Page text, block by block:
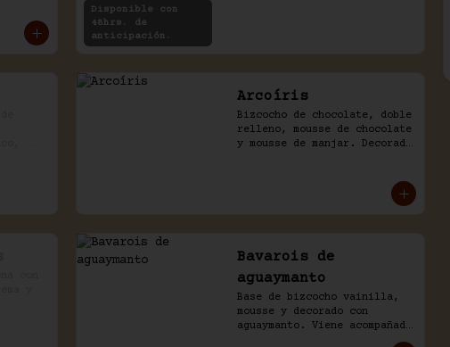
Disponible con
48hrs. de
anticipación.
Arcoíris
Bizcocho de chocolate, doble
relleno, mousse de chocolate
y mousse de manjar. Decorado
Bavarois de
aguaymanto
Base de bizcocho vainilla,
mousse y decorado con
aguaymanto. Viene acompañado